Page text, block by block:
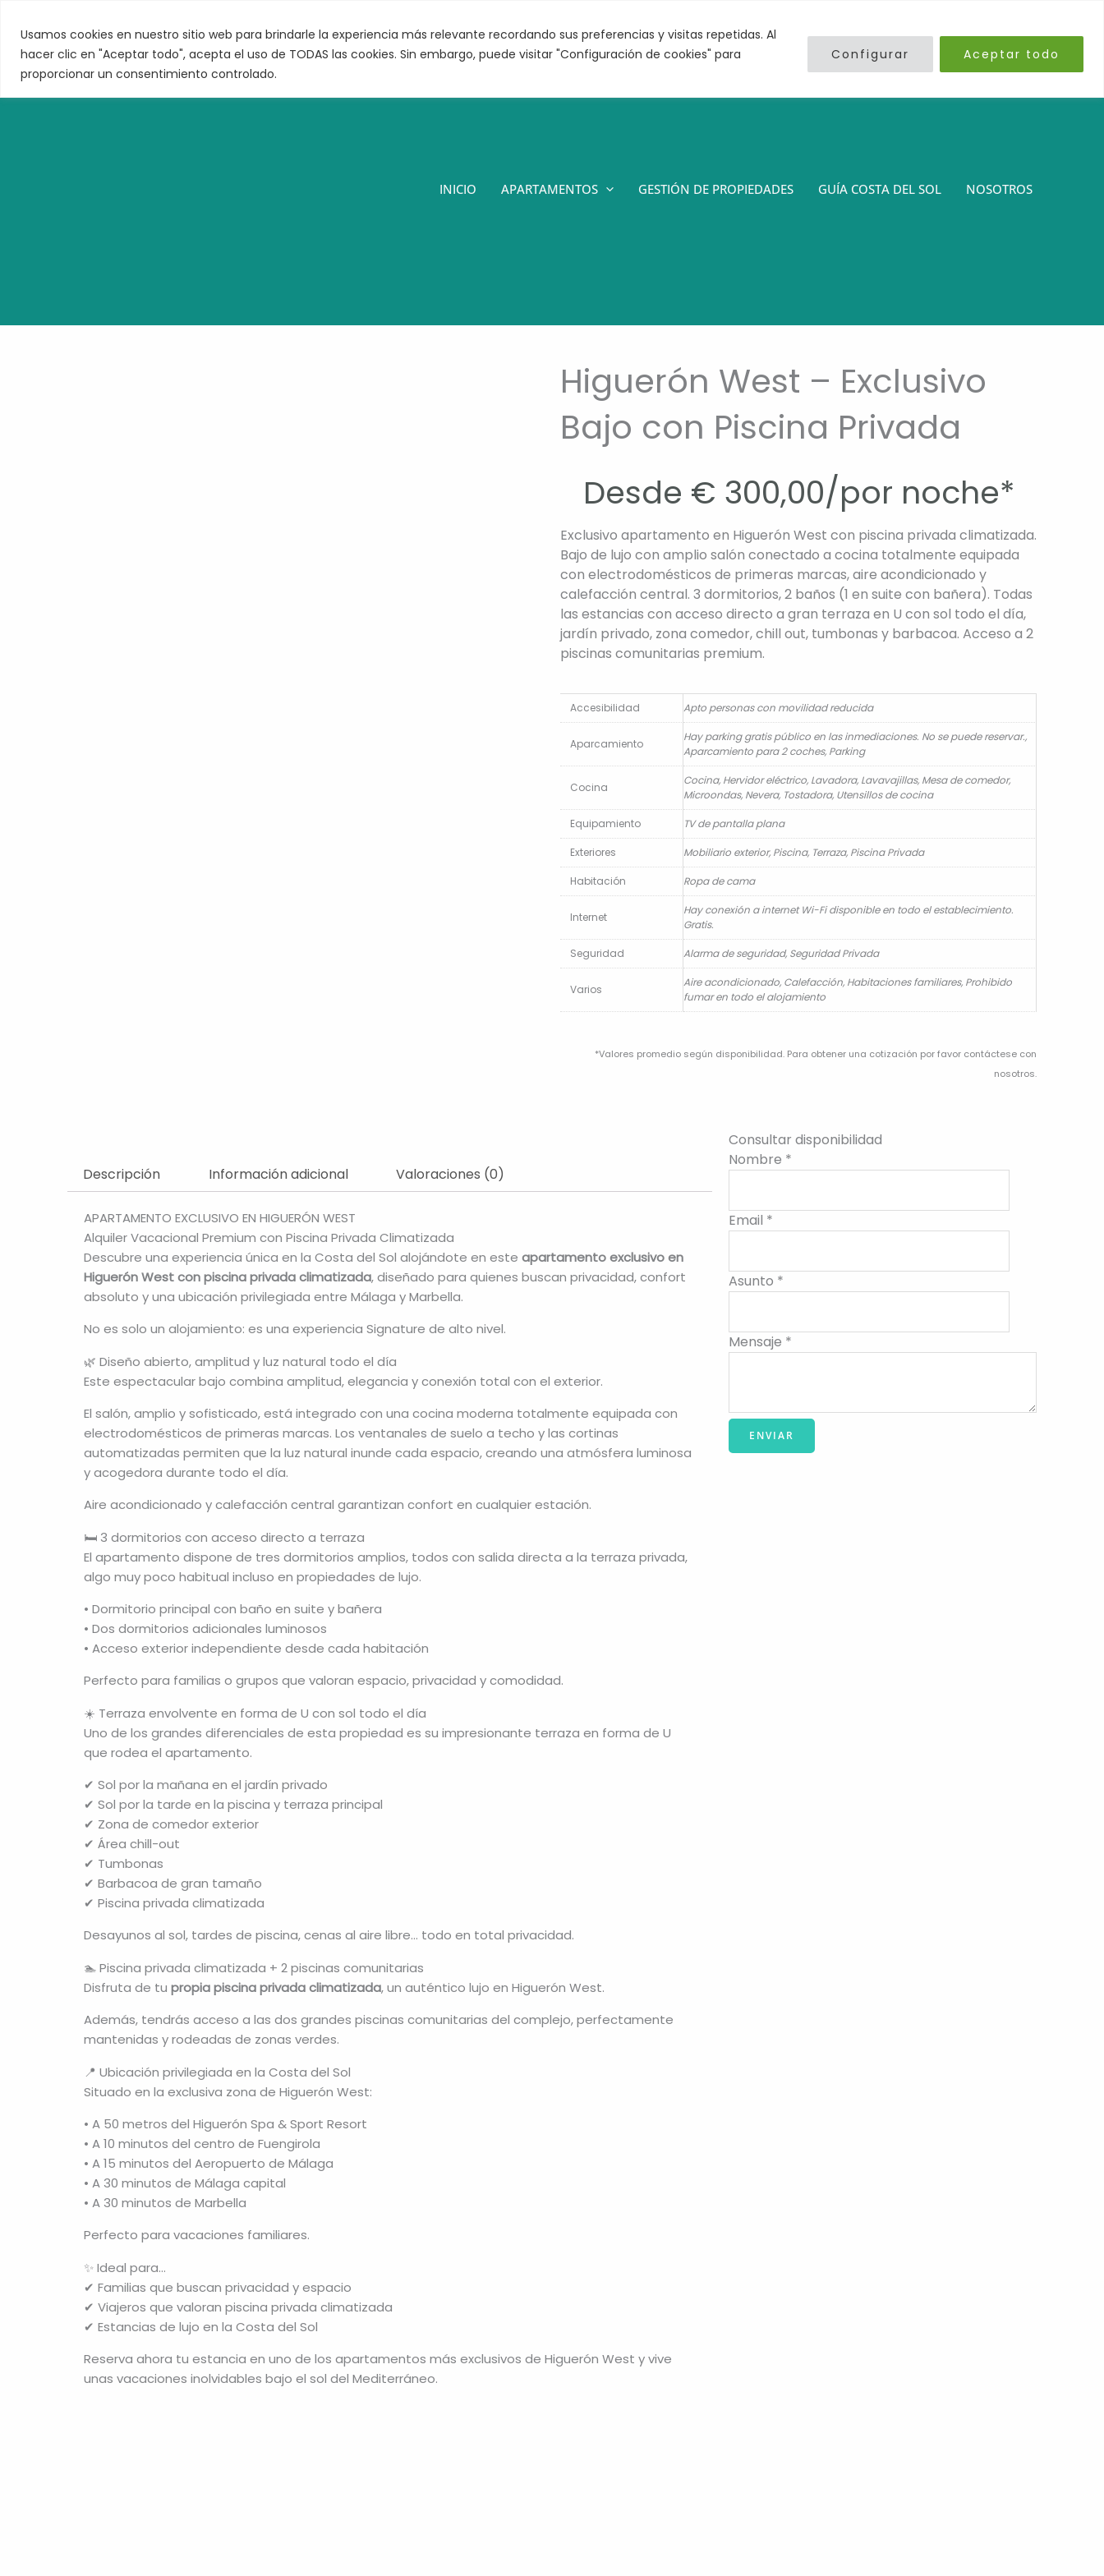
Usamos cookies en nuestro sitio web para brindarle la experiencia más relevante recordando sus preferencias y visitas repetidas. Al
hacer clic en "Aceptar todo", acepta el uso de TODAS las cookies. Sin embargo, puede visitar "Configuración de cookies" para
proporcionar un consentimiento controlado.
Configurar Aceptar todo
contenido
INICIO APARTAMENTOS GESTIÓN DE PROPIEDADES GUÍA COSTA DEL SOL NOSOTROS
Higuerón West – Exclusivo
Bajo con Piscina Privada
Desde € 300,00/por noche*
Exclusivo apartamento en Higuerón West con piscina privada climatizada.
Bajo de lujo con amplio salón conectado a cocina totalmente equipada
con electrodomésticos de primeras marcas, aire acondicionado y
calefacción central. 3 dormitorios, 2 baños (1 en suite con bañera). Todas
las estancias con acceso directo a gran terraza en U con sol todo el día,
jardín privado, zona comedor, chill out, tumbonas y barbacoa. Acceso a 2
piscinas comunitarias premium.
Accesibilidad Apto personas con movilidad reducida
Aparcamiento
Hay parking gratis público en las inmediaciones. No se puede reservar.,
Aparcamiento para 2 coches, Parking
Cocina
Cocina, Hervidor eléctrico, Lavadora, Lavavajillas, Mesa de comedor,
Microondas, Nevera, Tostadora, Utensillos de cocina
Equipamiento TV de pantalla plana
Exteriores Mobiliario exterior, Piscina, Terraza, Piscina Privada
Habitación Ropa de cama
Internet
Hay conexión a internet Wi-Fi disponible en todo el establecimiento.
Gratis.
Seguridad Alarma de seguridad, Seguridad Privada
Varios
Aire acondicionado, Calefacción, Habitaciones familiares, Prohibido
fumar en todo el alojamiento
*Valores promedio según disponibilidad. Para obtener una cotización por favor contáctese con
nosotros.
Descripción Información adicional Valoraciones (0)
APARTAMENTO EXCLUSIVO EN HIGUERÓN WEST
Alquiler Vacacional Premium con Piscina Privada Climatizada
Descubre una experiencia única en la Costa del Sol alojándote en este apartamento exclusivo en
Higuerón West con piscina privada climatizada, diseñado para quienes buscan privacidad, confort
absoluto y una ubicación privilegiada entre Málaga y Marbella.
No es solo un alojamiento: es una experiencia Signature de alto nivel.
🌿 Diseño abierto, amplitud y luz natural todo el día
Este espectacular bajo combina amplitud, elegancia y conexión total con el exterior.
El salón, amplio y sofisticado, está integrado con una cocina moderna totalmente equipada con
electrodomésticos de primeras marcas. Los ventanales de suelo a techo y las cortinas
automatizadas permiten que la luz natural inunde cada espacio, creando una atmósfera luminosa
y acogedora durante todo el día.
Aire acondicionado y calefacción central garantizan confort en cualquier estación.
🛏 3 dormitorios con acceso directo a terraza
El apartamento dispone de tres dormitorios amplios, todos con salida directa a la terraza privada,
algo muy poco habitual incluso en propiedades de lujo.
• Dormitorio principal con baño en suite y bañera
• Dos dormitorios adicionales luminosos
• Acceso exterior independiente desde cada habitación
Perfecto para familias o grupos que valoran espacio, privacidad y comodidad.
☀️ Terraza envolvente en forma de U con sol todo el día
Uno de los grandes diferenciales de esta propiedad es su impresionante terraza en forma de U
que rodea el apartamento.
✔ Sol por la mañana en el jardín privado
✔ Sol por la tarde en la piscina y terraza principal
✔ Zona de comedor exterior
✔ Área chill-out
✔ Tumbonas
✔ Barbacoa de gran tamaño
✔ Piscina privada climatizada
Desayunos al sol, tardes de piscina, cenas al aire libre… todo en total privacidad.
🏊 Piscina privada climatizada + 2 piscinas comunitarias
Disfruta de tu propia piscina privada climatizada, un auténtico lujo en Higuerón West.
Además, tendrás acceso a las dos grandes piscinas comunitarias del complejo, perfectamente
mantenidas y rodeadas de zonas verdes.
📍 Ubicación privilegiada en la Costa del Sol
Situado en la exclusiva zona de Higuerón West:
• A 50 metros del Higuerón Spa & Sport Resort
• A 10 minutos del centro de Fuengirola
• A 15 minutos del Aeropuerto de Málaga
• A 30 minutos de Málaga capital
• A 30 minutos de Marbella
Perfecto para vacaciones familiares.
✨ Ideal para…
✔ Familias que buscan privacidad y espacio
✔ Viajeros que valoran piscina privada climatizada
✔ Estancias de lujo en la Costa del Sol
Reserva ahora tu estancia en uno de los apartamentos más exclusivos de Higuerón West y vive
unas vacaciones inolvidables bajo el sol del Mediterráneo.
Consultar disponibilidad
Nombre *
Email *
Asunto *
Mensaje *
ENVIAR